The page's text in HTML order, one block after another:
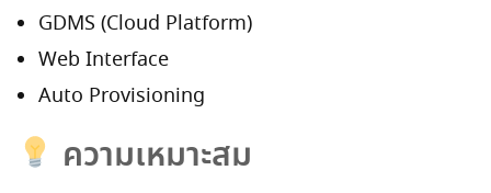
GDMS (Cloud Platform)
Web Interface
Auto Provisioning
ความเหมาะสม